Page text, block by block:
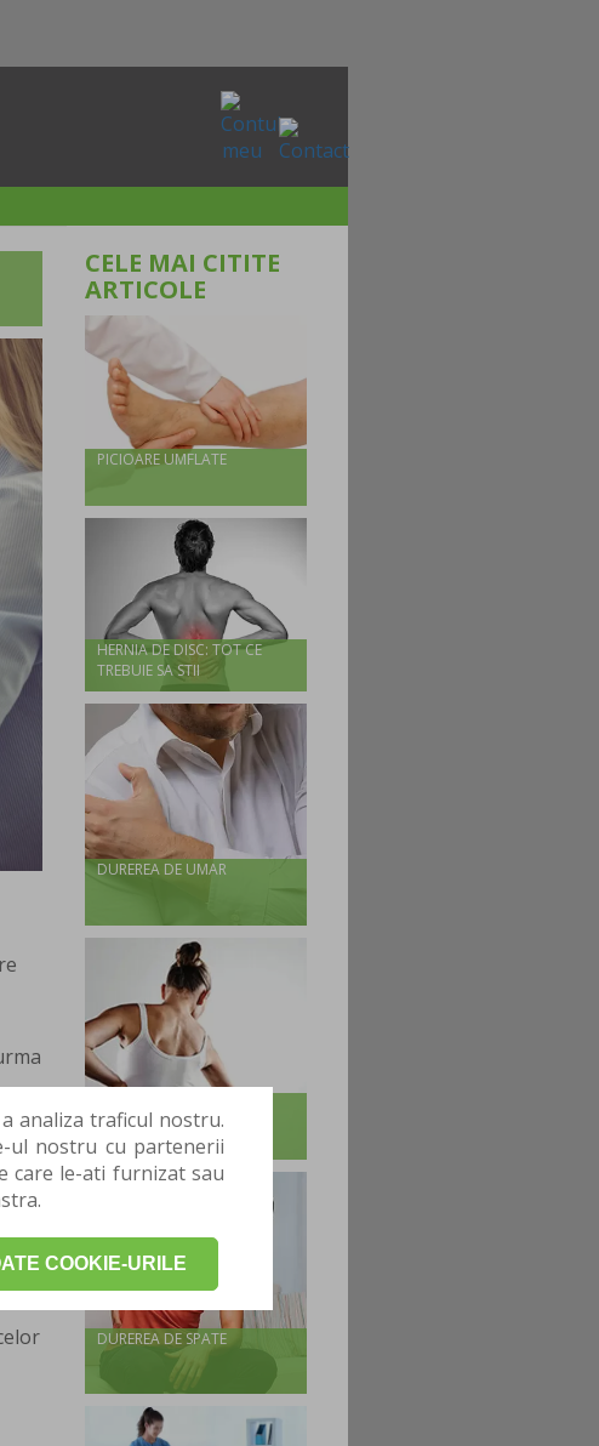
analiza traficul nostru.
ul nostru cu partenerii
care le-ati furnizat sau
COOKIE-URILE
CELE MAI CITITE
ARTICOLE
PICIOARE UMFLATE
HERNIA DE DISC: TOT CE
TREBUIE SA STII
DUREREA DE UMAR
DESPRE SCOLIOZA LA
ADULTI SI COPII
DUREREA DE SPATE